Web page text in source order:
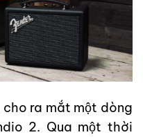
ra mắt một dòng
2. Qua một thời